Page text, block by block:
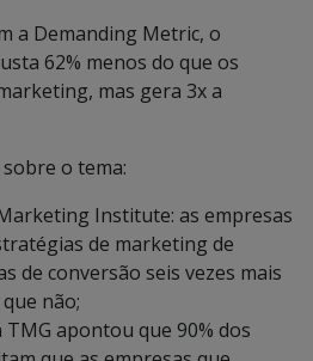
a Demanding Metric, o
62% menos do que os
mas gera 3x a
o tema:
Institute: as empresas
de marketing de
de conversão seis vezes mais
não;
apontou que 90% dos